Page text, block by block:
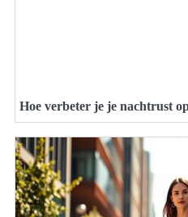
Hoe verbeter je je nachtrust